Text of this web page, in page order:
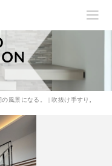
風景になる。 | 吹抜け手すり,